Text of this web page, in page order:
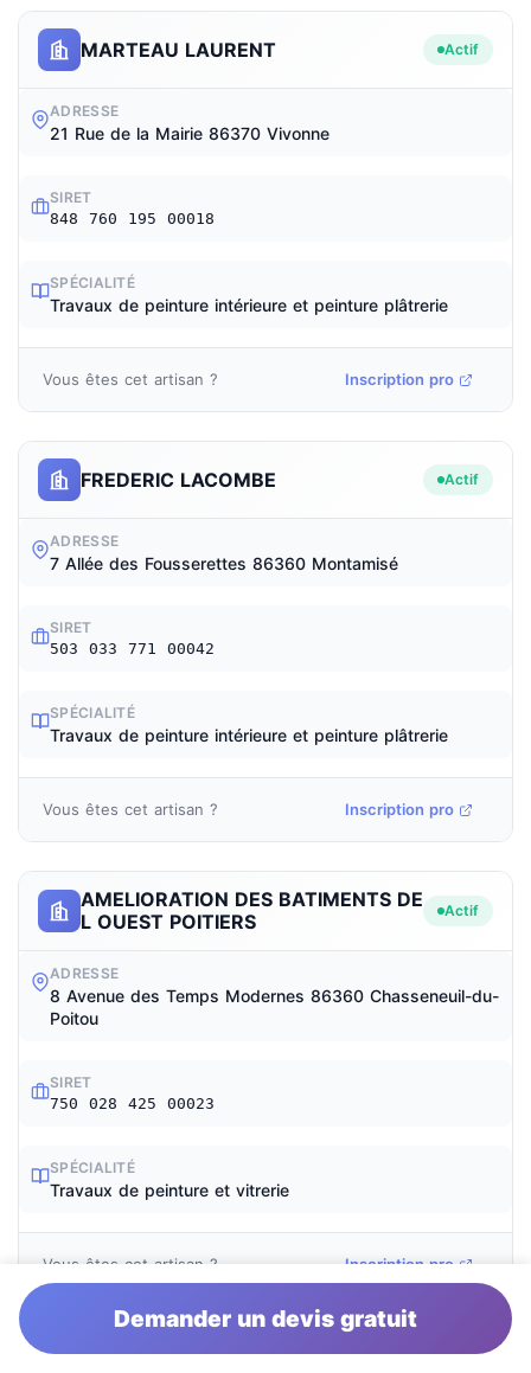
MARTEAU LAURENT Actif
ADRESSE
21 Rue de la Mairie 86370 Vivonne
SIRET
848 760 195 00018
SPÉCIALITÉ
Travaux de peinture intérieure et peinture plâtrerie
Vous êtes cet artisan ? Inscription pro
FREDERIC LACOMBE Actif
ADRESSE
7 Allée des Fousserettes 86360 Montamisé
SIRET
503 033 771 00042
SPÉCIALITÉ
Travaux de peinture intérieure et peinture plâtrerie
Vous êtes cet artisan ? Inscription pro
AMELIORATION DES BATIMENTS DE
L OUEST POITIERS
Actif
ADRESSE
8 Avenue des Temps Modernes 86360 Chasseneuil-du-
Poitou
SIRET
750 028 425 00023
SPÉCIALITÉ
Travaux de peinture et vitrerie
Vous êtes cet artisan ? Inscription pro
Demander un devis gratuit